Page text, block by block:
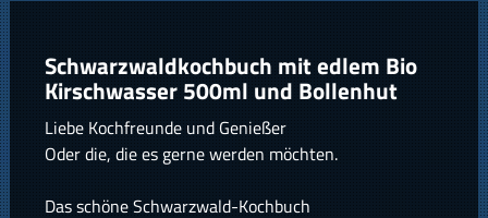
Schwarzwaldkochbuch mit edlem Bio
Kirschwasser 500ml und Bollenhut
Liebe Kochfreunde und Genießer
Oder die, die es gerne werden möchten.
Das schöne Schwarzwald-Kochbuch